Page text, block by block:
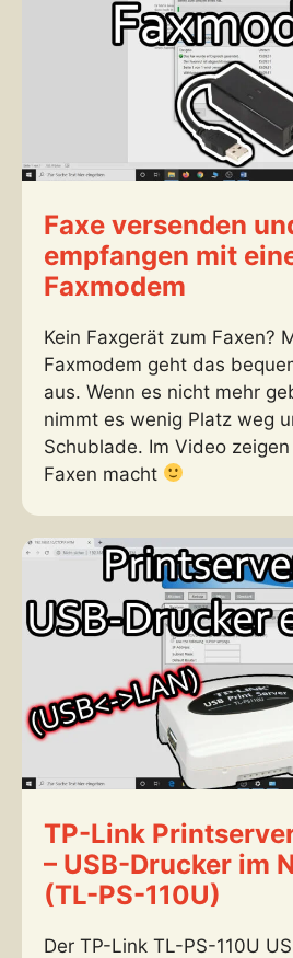
Faxe versenden
empfangen mit
Faxmodem
Kein Faxgerät zum Faxen?
Faxmodem geht das
aus. Wenn es nicht mehr
nimmt es wenig Platz weg
Schublade. Im Video
Faxen macht
TP-Link
– USB-Drucker im
(TL-PS-110U)
Der TP-Link TL-PS-110U